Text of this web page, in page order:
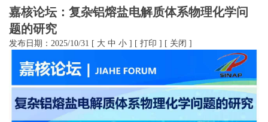
嘉核论坛：复杂铝熔盐电解质体系物理化学问
题的研究
发布日期：2025/10/31 [ 大 中 小 ] [ 打印 ] [ 关闭 ]